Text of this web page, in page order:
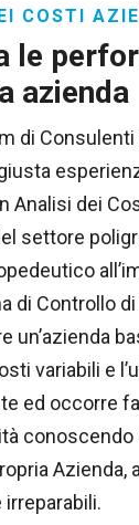
COSTI
le
azienda
di Consulenti
Analisi dei
settore
di Controllo
un’azienda
variabili e
ed occorre
conoscendo
Azienda,
irreparabili.